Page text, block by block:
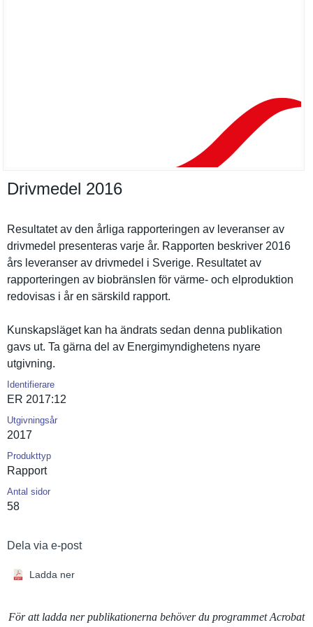
Drivmedel 2016
Resultatet av den årliga rapporteri­ngen av leveranser av
drivmedel presentera­s varje år. Rapporten beskriver 2016
års leveranser av drivmedel i Sverige. Resultatet av
rapporteri­ngen av biobränsle­n för värme- och elprodukti­on
redovisas i år en särskild rapport.
Kunskapslä­get kan ha ändrats sedan denna publikatio­n
gavs ut. Ta gärna del av Energimynd­ighetens nyare
utgivning.
Identifierare
ER 2017:12
Utgivningsår
2017
Produkttyp
Rapport
Antal sidor
58
Dela via e-post
Ladda ner
För att ladda ner publikationerna behöver du programmet Acrobat